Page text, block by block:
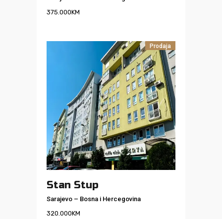
375.000KM
Prodaja
Stan Stup
Sarajevo – Bosna i Hercegovina
320.000KM